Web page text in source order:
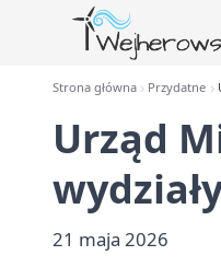
Strona główna Przydatne
Urząd
21 maja 2026